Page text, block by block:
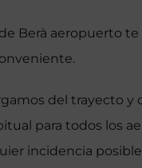
Berà aeropuerto
del trayecto y
para todos los
incidencia